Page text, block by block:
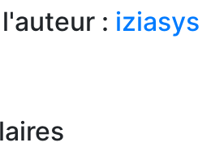
: iziasys